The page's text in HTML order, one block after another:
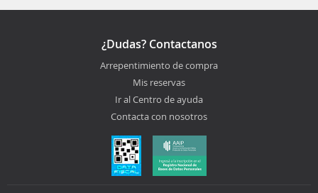
¿Dudas? Contactanos
Arrepentimiento de compra
Mis reservas
Ir al Centro de ayuda
Contacta con nosotros